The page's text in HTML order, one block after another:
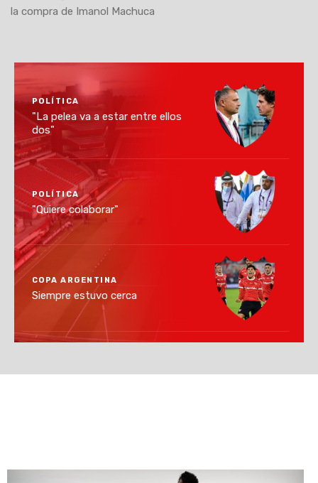
la compra de Imanol Machuca
POLÍTICA
"La pelea va a estar entre ellos
dos"
POLÍTICA
"Quiere colaborar"
COPA ARGENTINA
Siempre estuvo cerca